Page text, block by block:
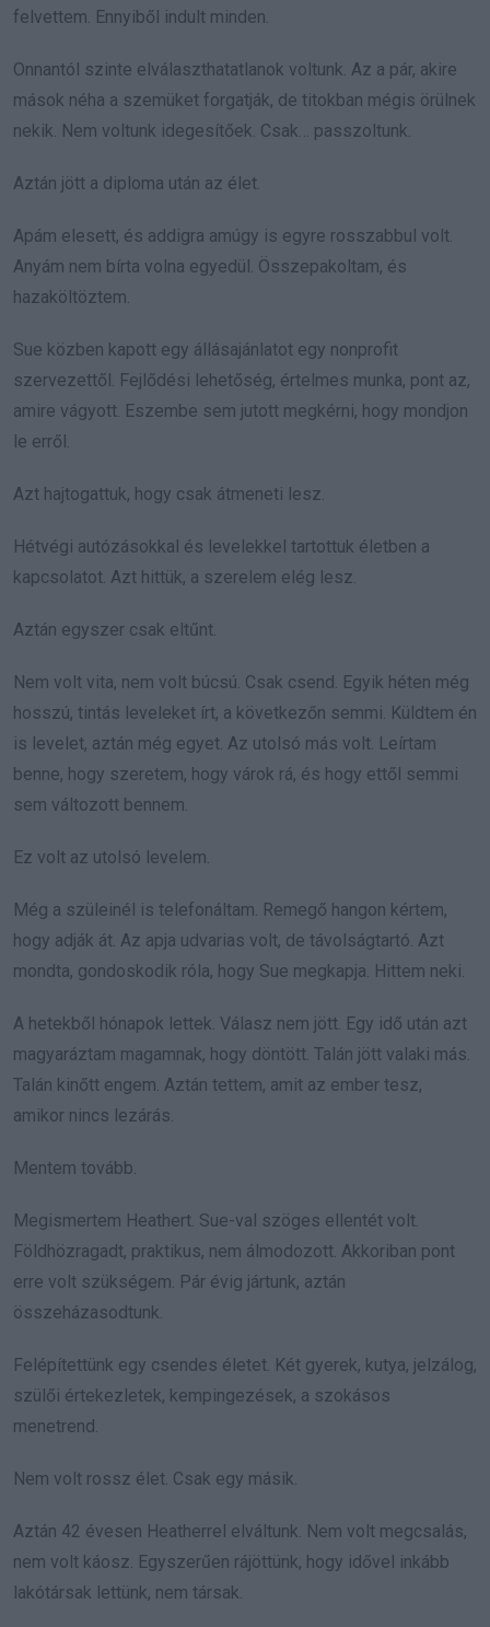
felvettem. Ennyiből indult minden.
Onnantól szinte elválaszthatatlanok voltunk. Az a pár, akire
mások néha a szemüket forgatják, de titokban mégis örülnek
nekik. Nem voltunk idegesítőek. Csak… passzoltunk.
Aztán jött a diploma után az élet.
Apám elesett, és addigra amúgy is egyre rosszabbul volt.
Anyám nem bírta volna egyedül. Összepakoltam, és
hazaköltöztem.
Sue közben kapott egy állásajánlatot egy nonprofit
szervezettől. Fejlődési lehetőség, értelmes munka, pont az,
amire vágyott. Eszembe sem jutott megkérni, hogy mondjon
le erről.
Azt hajtogattuk, hogy csak átmeneti lesz.
Hétvégi autózásokkal és levelekkel tartottuk életben a
kapcsolatot. Azt hittük, a szerelem elég lesz.
Aztán egyszer csak eltűnt.
Nem volt vita, nem volt búcsú. Csak csend. Egyik héten még
hosszú, tintás leveleket írt, a következőn semmi. Küldtem én
is levelet, aztán még egyet. Az utolsó más volt. Leírtam
benne, hogy szeretem, hogy várok rá, és hogy ettől semmi
sem változott bennem.
Ez volt az utolsó levelem.
Még a szüleinél is telefonáltam. Remegő hangon kértem,
hogy adják át. Az apja udvarias volt, de távolságtartó. Azt
mondta, gondoskodik róla, hogy Sue megkapja. Hittem neki.
A hetekből hónapok lettek. Válasz nem jött. Egy idő után azt
magyaráztam magamnak, hogy döntött. Talán jött valaki más.
Talán kinőtt engem. Aztán tettem, amit az ember tesz,
amikor nincs lezárás.
Mentem tovább.
Megismertem Heathert. Sue-val szöges ellentét volt.
Földhözragadt, praktikus, nem álmodozott. Akkoriban pont
erre volt szükségem. Pár évig jártunk, aztán
összeházasodtunk.
Felépítettünk egy csendes életet. Két gyerek, kutya, jelzálog,
szülői értekezletek, kempingezések, a szokásos
menetrend.
Nem volt rossz élet. Csak egy másik.
Aztán 42 évesen Heatherrel elváltunk. Nem volt megcsalás,
nem volt káosz. Egyszerűen rájöttünk, hogy idővel inkább
lakótársak lettünk, nem társak.